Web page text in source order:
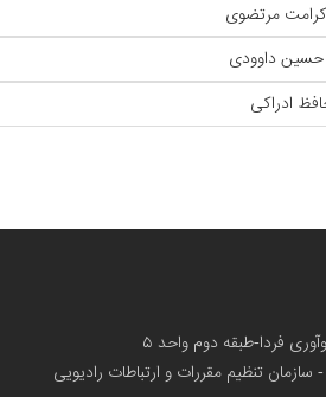
مرتضوی
حسین داوودی
ادراکی
فردا-طبقه دوم واحد ۵
سازمان تنظیم مقررات و ارتباطات رادیویی